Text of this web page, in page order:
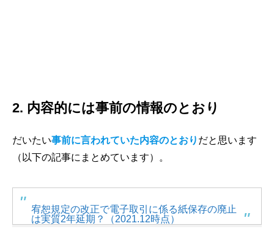
2. 内容的には事前の情報のとおり
だいたい事前に言われていた内容のとおり だと思います
（以下の記事にまとめています）。
宥恕規定の改正で電子取引に係る紙保存の廃止
は実質2年延期？（2021.12時点）